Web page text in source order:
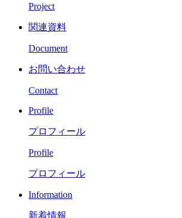
Project
関連資料
Document
お問い合わせ
Contact
Profile
プロフィール
Profile
プロフィール
Information
新着情報